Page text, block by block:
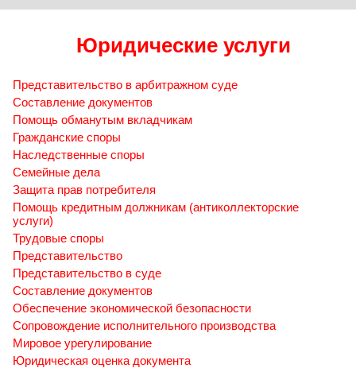
Юридические услуги
Представительство в арбитражном суде
Составление документов
Помощь обманутым вкладчикам
Гражданские споры
Наследственные споры
Семейные дела
Защита прав потребителя
Помощь кредитным должникам (антиколлекторские
услуги)
Трудовые споры
Представительство
Представительство в суде
Составление документов
Обеспечение экономической безопасности
Сопровождение исполнительного производства
Мировое урегулирование
Юридическая оценка документа